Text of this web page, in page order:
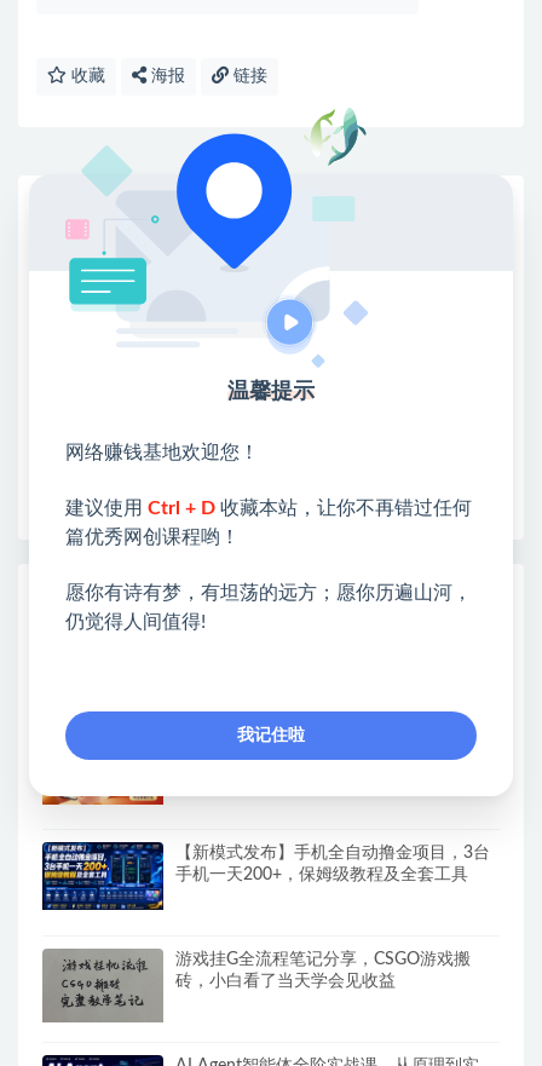
收藏 海报 链接
站长微信：无
❤本站：本站整合多方资源站，主要面向互联网创业
类&副业类，资源丰富 物超所值。
❤能助您：找项目 + 低成本创业 + 减少信息差 + 见识
❤本站为众多团队提供了重要价值，也为众多创业者
❤如果您也依存于互联网，欢迎加入本站会员，将尽
热门课程展示
（19760期）全自动番茄挂机玩法，日入
【新模式发布】手机全自动撸金项目，3台
手机一天200+，保姆级教程及全套工具
游戏挂G全流程笔记分享，CSGO游戏搬
砖，小白看了当天学会见收益
温馨提示
网络赚钱基地欢迎您！
建议使用 Ctrl + D 收藏本站，让你不再错过任何
篇优秀网创课程哟！
愿你有诗有梦，有坦荡的远方；愿你历遍山河，
仍觉得人间值得!
我记住啦